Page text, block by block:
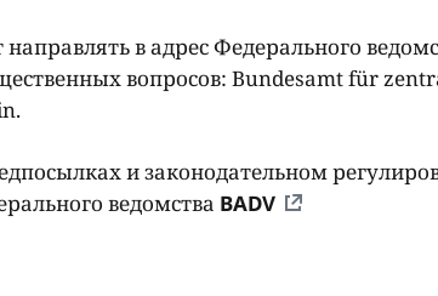
направлять в адрес Федерального
вопросов: Bundesamt für
и законодательном
ведомства BADV